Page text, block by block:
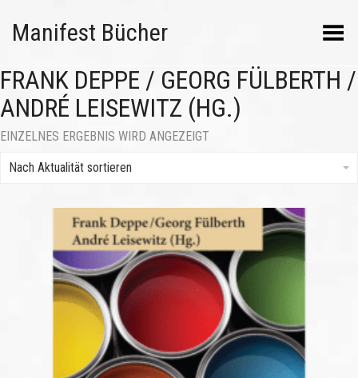
Manifest Bücher Menü umschalten
FRANK DEPPE / GEORG FÜLBERTH /
ANDRÉ LEISEWITZ (HG.)
EINZELNES ERGEBNIS WIRD ANGEZEIGT
Nach Aktualität sortieren